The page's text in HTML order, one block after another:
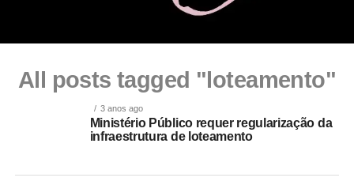
All posts tagged "loteamento"
3 anos ago
Ministério Público requer regularização da
infraestrutura de loteamento